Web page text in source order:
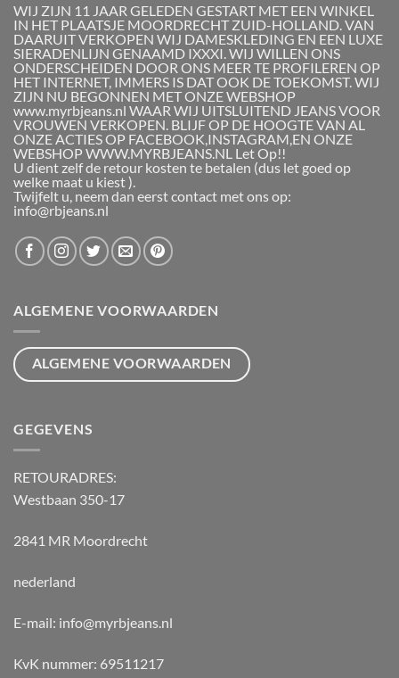
WIJ ZIJN 11 JAAR GELEDEN GESTART MET EEN WINKEL
IN HET PLAATSJE MOORDRECHT ZUID-HOLLAND. VAN
DAARUIT VERKOPEN WIJ DAMESKLEDING EN EEN LUXE
SIERADENLIJN GENAAMD IXXXI. WIJ WILLEN ONS
ONDERSCHEIDEN DOOR ONS MEER TE PROFILEREN OP
HET INTERNET, IMMERS IS DAT OOK DE TOEKOMST. WIJ
ZIJN NU BEGONNEN MET ONZE WEBSHOP
www.myrbjeans.nl WAAR WIJ UITSLUITEND JEANS VOOR
VROUWEN VERKOPEN. BLIJF OP DE HOOGTE VAN AL
ONZE ACTIES OP FACEBOOK,INSTAGRAM,EN ONZE
WEBSHOP WWW.MYRBJEANS.NL Let Op!!
U dient zelf de retour kosten te betalen (dus let goed op
welke maat u kiest ).
Twijfelt u, neem dan eerst contact met ons op:
info@rbjeans.nl
ALGEMENE VOORWAARDEN
ALGEMENE VOORWAARDEN
GEGEVENS
RETOURADRES:
Westbaan 350-17
2841 MR Moordrecht
nederland
E-mail: info@myrbjeans.nl
KvK nummer: 69511217